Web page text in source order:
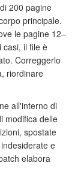
200 pagine
principale.
le pagine 12–
casi, il file è
Correggerlo
riordinare
all'interno di
modifica delle
spostate
e
elabora